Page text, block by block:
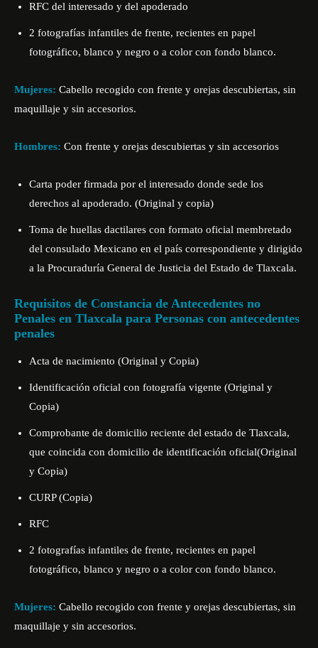
RFC del interesado y del apoderado
2 fotografías infantiles de frente, recientes en papel
fotográfico, blanco y negro o a color con fondo blanco.
Mujeres: Cabello recogido con frente y orejas descubiertas, sin
maquillaje y sin accesorios.
Hombres: Con frente y orejas descubiertas y sin accesorios
Carta poder firmada por el interesado donde sede los
derechos al apoderado. (Original y copia)
Toma de huellas dactilares con formato oficial membretado
del consulado Mexicano en el país correspondiente y dirigido
a la Procuraduría General de Justicia del Estado de Tlaxcala.
Requisitos de Constancia de Antecedentes no
Penales en Tlaxcala para Personas con antecedentes
penales
Acta de nacimiento (Original y Copia)
Identificación oficial con fotografía vigente (Original y
Copia)
Comprobante de domicilio reciente del estado de Tlaxcala,
que coincida con domicilio de identificación oficial(Original
y Copia)
CURP (Copia)
RFC
2 fotografías infantiles de frente, recientes en papel
fotográfico, blanco y negro o a color con fondo blanco.
Mujeres: Cabello recogido con frente y orejas descubiertas, sin
maquillaje y sin accesorios.